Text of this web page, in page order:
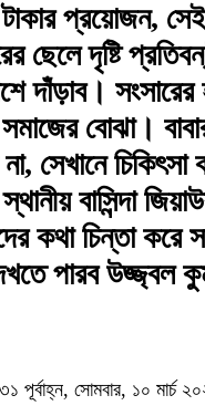
প্রয়োজন,
ছেলে দৃষ্টি
দাঁড়াব।
বোঝা।
সেখানে
বাসিন্দা
কথা চিন্তা করে
পারব উজ্জ্বল
সোমবার, ১০ মার্চ